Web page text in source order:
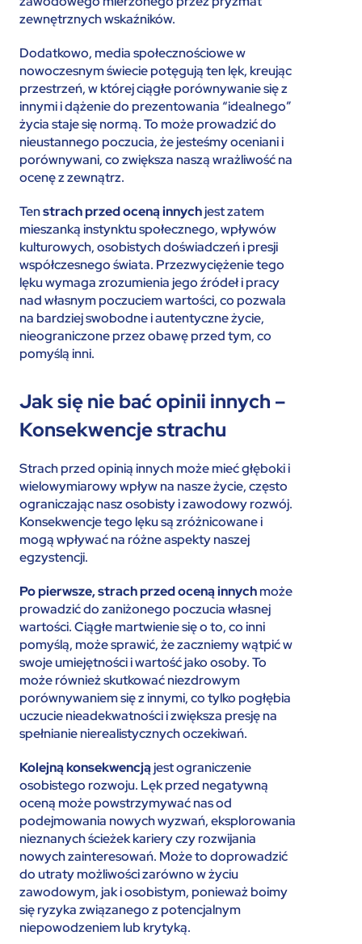
zewnętrznych wskaźników.
Dodatkowo, media społecznościowe w
nowoczesnym świecie potęgują ten lęk, kreując
przestrzeń, w której ciągłe porównywanie się z
innymi i dążenie do prezentowania “idealnego”
życia staje się normą. To może prowadzić do
nieustannego poczucia, że jesteśmy oceniani i
porównywani, co zwiększa naszą wrażliwość na
ocenę z zewnątrz.
Tenstrach przed oceną innychjest zatem
mieszanką instynktu społecznego, wpływów
kulturowych, osobistych doświadczeń i presji
współczesnego świata. Przezwyciężenie tego
lęku wymaga zrozumienia jego źródeł i pracy
nad własnym poczuciem wartości, co pozwala
na bardziej swobodne i autentyczne życie,
nieograniczone przez obawę przed tym, co
pomyślą inni.
Jak się nie bać opinii innych –
Konsekwencje strachu
Strach przed opinią innych może mieć głęboki i
wielowymiarowy wpływ na nasze życie, często
ograniczając nasz osobisty i zawodowy rozwój.
Konsekwencje tego lęku są zróżnicowane i
mogą wpływać na różne aspekty naszej
egzystencji.
Po pierwsze, strach przed oceną innychmoże
prowadzić do zaniżonego poczucia własnej
wartości. Ciągłe martwienie się o to, co inni
pomyślą, może sprawić, że zaczniemy wątpić w
swoje umiejętności i wartość jako osoby. To
może również skutkować niezdrowym
porównywaniem się z innymi, co tylko pogłębia
uczucie nieadekwatności i zwiększa presję na
spełnianie nierealistycznych oczekiwań.
Kolejną konsekwencjąjest ograniczenie
osobistego rozwoju. Lęk przed negatywną
oceną może powstrzymywać nas od
podejmowania nowych wyzwań, eksplorowania
nieznanych ścieżek kariery czy rozwijania
nowych zainteresowań. Może to doprowadzić
do utraty możliwości zarówno w życiu
zawodowym, jak i osobistym, ponieważ boimy
się ryzyka związanego z potencjalnym
niepowodzeniem lub krytyką.